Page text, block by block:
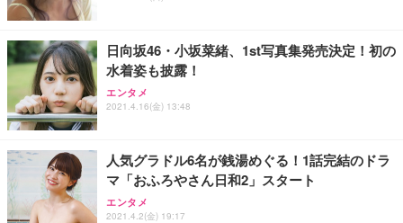
日向坂46・小坂菜緒、1st写真集発売決定！初の
水着姿も披露！
エンタメ
2021.4.16(金) 13:48
人気グラドル6名が銭湯めぐる！1話完結のドラ
マ「おふろやさん日和2」スタート
エンタメ
2021.4.2(金) 19:17